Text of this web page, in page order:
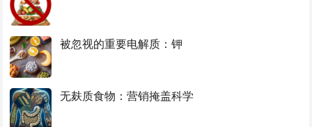
被忽视的重要电解质：钾
无麸质食物：营销掩盖科学